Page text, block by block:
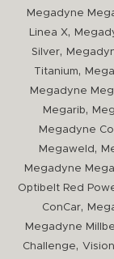
Megadyne
Linea X,
Silver,
Titanium,
Megadyne
Megarib,
Megadyne
Megaweld ,
Megadyne
Optibelt Red
ConCar,
Megadyne
Challenge, Vision